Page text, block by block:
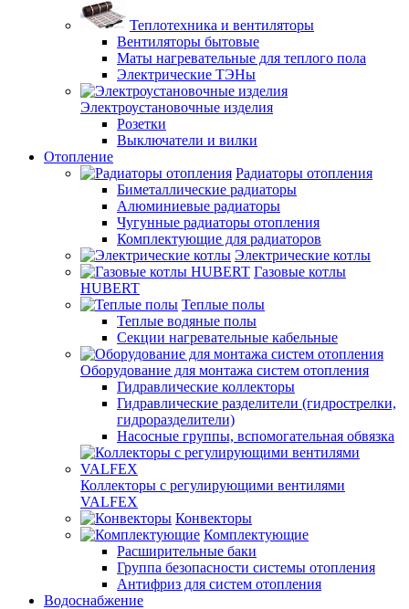
Теплотехника и вентиляторы
Вентиляторы бытовые
Маты нагревательные для теплого пола
Электрические ТЭНы
Электроустановочные изделия
Розетки
Выключатели и вилки
Отопление
Радиаторы отопления
Биметаллические радиаторы
Алюминиевые радиаторы
Чугунные радиаторы отопления
Комплектующие для радиаторов
Электрические котлы
Газовые котлы
HUBERT
Теплые полы
Теплые водяные полы
Секции нагревательные кабельные
Оборудование для монтажа систем отопления
Гидравлические коллекторы
Гидравлические разделители (гидрострелки,
гидроразделители)
Насосные группы, вспомогательная обвязка
Коллекторы с регулирующими вентилями
VALFEX
Конвекторы
Комплектующие
Расширительные баки
Группа безопасности системы отопления
Антифриз для систем отопления
Водоснабжение